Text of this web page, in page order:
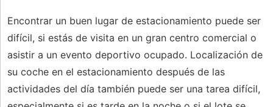
Encontrar un buen lugar de estacionamiento puede ser
difícil, si estás de visita en un gran centro comercial o
asistir a un evento deportivo ocupado. Localización de
su coche en el estacionamiento después de las
actividades del día también puede ser una tarea difícil,